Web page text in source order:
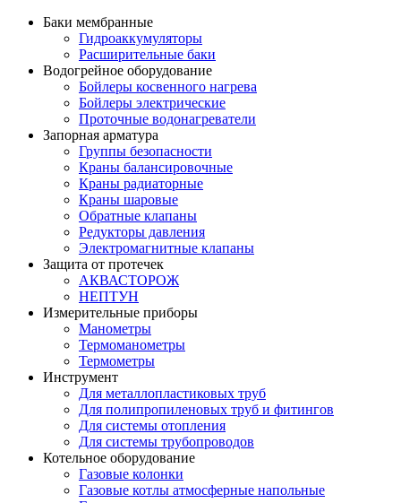
Баки мембранные
Гидроаккумуляторы
Расширительные баки
Водогрейное оборудование
Бойлеры косвенного нагрева
Бойлеры электрические
Проточные водонагреватели
Запорная арматура
Группы безопасности
Краны балансировочные
Краны радиаторные
Краны шаровые
Обратные клапаны
Редукторы давления
Электромагнитные клапаны
Защита от протечек
АКВАСТОРОЖ
НЕПТУН
Измерительные приборы
Манометры
Термоманометры
Термометры
Инструмент
Для металлопластиковых труб
Для полипропиленовых труб и фитингов
Для системы отопления
Для системы трубопроводов
Котельное оборудование
Газовые колонки
Газовые котлы атмосферные напольные